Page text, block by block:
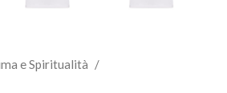
e Spiritualità